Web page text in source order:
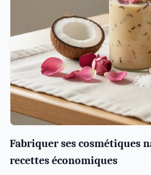
Fabriquer ses cosmétiques
recettes économiques